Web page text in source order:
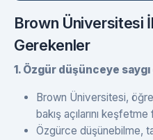
Brown Üniversitesi
Gerekenler
1. Özgür düşünceye
Brown Üniversitesi,
bakış açılarını keşfetme
Özgürce düşünebilme,